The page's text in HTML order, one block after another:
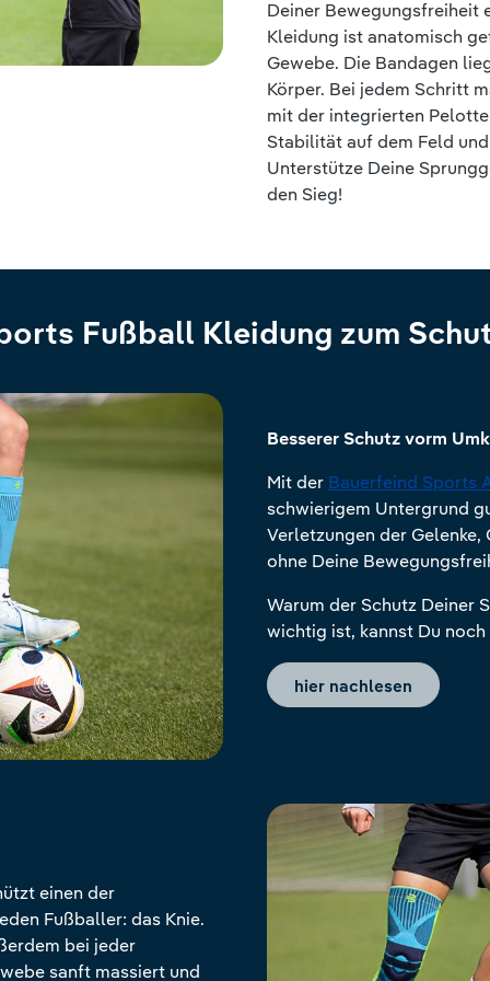
Deiner Bewegungsfreiheit
Kleidung ist anatomisch
Gewebe. Die Bandagen
Körper. Bei jedem Schritt
mit der integrierten
Stabilität auf dem Feld
Unterstütze Deine
den Sieg!
Fußball Kleidung zum
Besserer Schutz vorm
Mit der Bauerfeind Sports
schwierigem Untergrund
Verletzungen der
ohne Deine
Warum der Schutz Deiner
wichtig ist, kannst Du
hier nachlesen
einen der
Fußballer: das Knie.
bei jeder
sanft massiert und